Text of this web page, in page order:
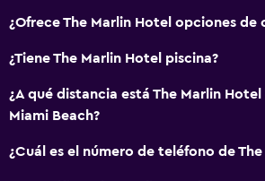
Servicio de despertador
Mostrador de información turística
Check-out exprés
¿Ofrece The Marlin Hotel opciones de
¿Tiene The Marlin Hotel piscina?
¿A qué distancia está The Marlin
Miami Beach?
¿Cuál es el número de teléfono de